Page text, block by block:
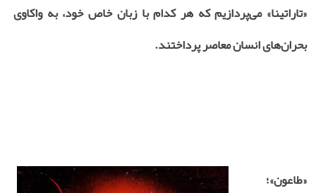
«تاراتینا» می‌پردازیم که هر کدام با زبان خاص خود، به واکاوی
بحران‌های انسان معاصر پرداختند.
«طاعون»؛